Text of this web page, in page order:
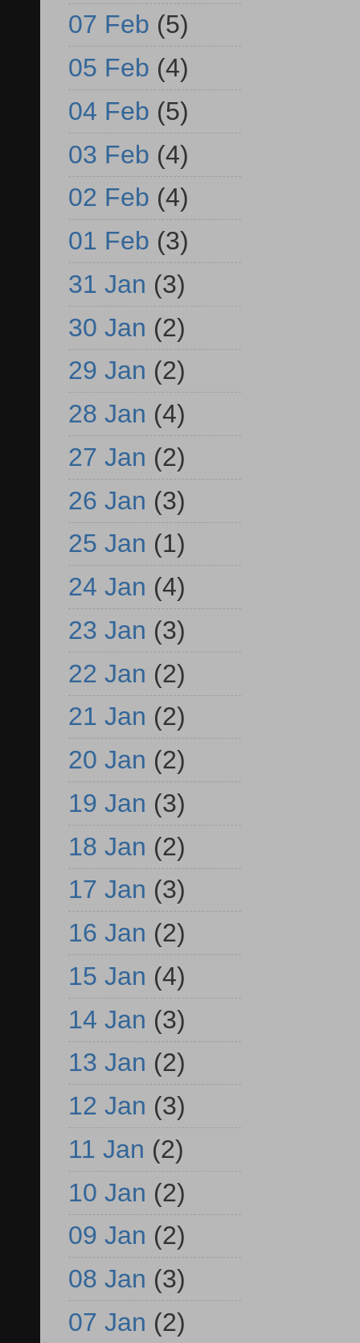
07 Feb (5)
05 Feb (4)
04 Feb (5)
03 Feb (4)
02 Feb (4)
01 Feb (3)
31 Jan (3)
30 Jan (2)
29 Jan (2)
28 Jan (4)
27 Jan (2)
26 Jan (3)
25 Jan (1)
24 Jan (4)
23 Jan (3)
22 Jan (2)
21 Jan (2)
20 Jan (2)
19 Jan (3)
18 Jan (2)
17 Jan (3)
16 Jan (2)
15 Jan (4)
14 Jan (3)
13 Jan (2)
12 Jan (3)
11 Jan (2)
10 Jan (2)
09 Jan (2)
08 Jan (3)
07 Jan (2)